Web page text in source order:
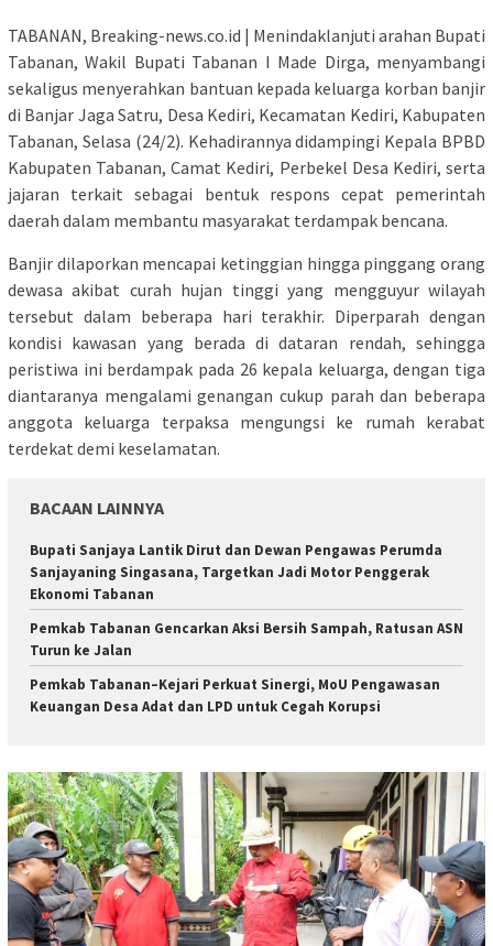
TABANAN, Breaking-news.co.id | Menindaklanjuti arahan Bupati
Tabanan, Wakil Bupati Tabanan I Made Dirga, menyambangi
sekaligus menyerahkan bantuan kepada keluarga korban banjir
di Banjar Jaga Satru, Desa Kediri, Kecamatan Kediri, Kabupaten
Tabanan, Selasa (24/2). Kehadirannya didampingi Kepala BPBD
Kabupaten Tabanan, Camat Kediri, Perbekel Desa Kediri, serta
jajaran terkait sebagai bentuk respons cepat pemerintah
daerah dalam membantu masyarakat terdampak bencana.
Banjir dilaporkan mencapai ketinggian hingga pinggang orang
dewasa akibat curah hujan tinggi yang mengguyur wilayah
tersebut dalam beberapa hari terakhir. Diperparah dengan
kondisi kawasan yang berada di dataran rendah, sehingga
peristiwa ini berdampak pada 26 kepala keluarga, dengan tiga
diantaranya mengalami genangan cukup parah dan beberapa
anggota keluarga terpaksa mengungsi ke rumah kerabat
terdekat demi keselamatan.
BACAAN LAINNYA
Bupati Sanjaya Lantik Dirut dan Dewan Pengawas Perumda
Sanjayaning Singasana, Targetkan Jadi Motor Penggerak
Ekonomi Tabanan
Pemkab Tabanan Gencarkan Aksi Bersih Sampah, Ratusan ASN
Turun ke Jalan
Pemkab Tabanan–Kejari Perkuat Sinergi, MoU Pengawasan
Keuangan Desa Adat dan LPD untuk Cegah Korupsi